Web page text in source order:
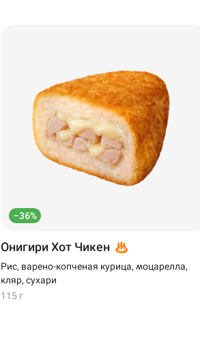
–36%
Онигири Хот Чикен
Рис, варено-копченая курица, моцарелла,
кляр, сухари
115 г